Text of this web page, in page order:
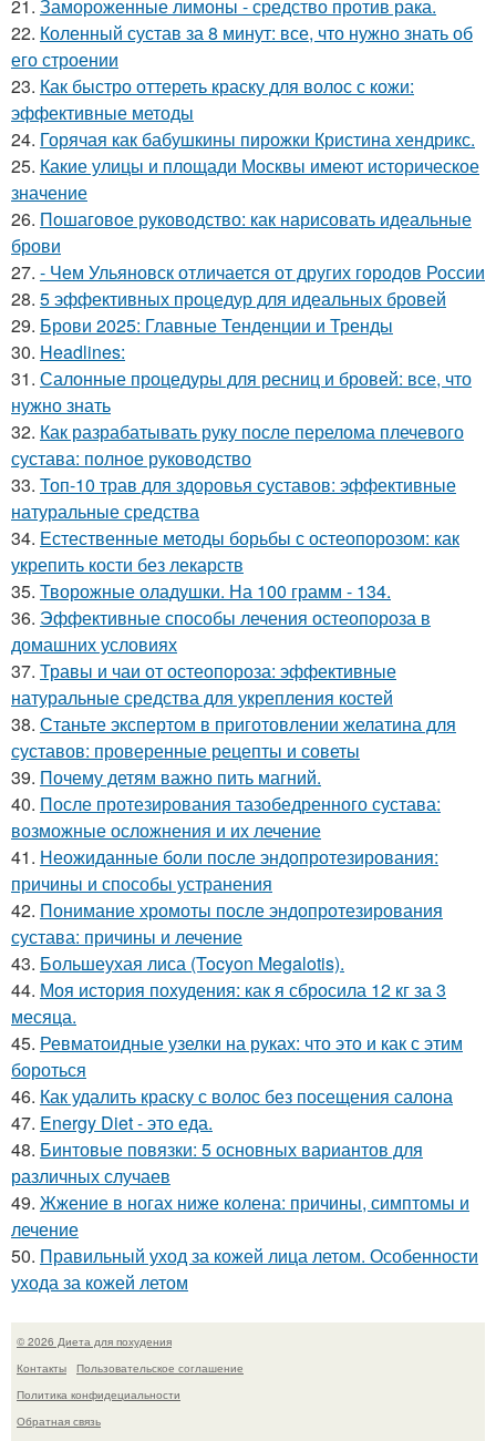
21. Замороженные лимоны - средство против рака.
22. Коленный сустав за 8 минут: все, что нужно знать об
его строении
23. Как быстро оттереть краску для волос с кожи:
эффективные методы
24. Горячая как бабушкины пирожки Кристина хендрикс.
25. Какие улицы и площади Москвы имеют историческое
значение
26. Пошаговое руководство: как нарисовать идеальные
брови
27. - Чем Ульяновск отличается от других городов России
28. 5 эффективных процедур для идеальных бровей
29. Брови 2025: Главные Тенденции и Тренды
30. Headlines:
31. Салонные процедуры для ресниц и бровей: все, что
нужно знать
32. Как разрабатывать руку после перелома плечевого
сустава: полное руководство
33. Топ-10 трав для здоровья суставов: эффективные
натуральные средства
34. Естественные методы борьбы с остеопорозом: как
укрепить кости без лекарств
35. Творожные оладушки. На 100 грамм - 134.
36. Эффективные способы лечения остеопороза в
домашних условиях
37. Травы и чаи от остеопороза: эффективные
натуральные средства для укрепления костей
38. Станьте экспертом в приготовлении желатина для
суставов: проверенные рецепты и советы
39. Почему детям важно пить магний.
40. После протезирования тазобедренного сустава:
возможные осложнения и их лечение
41. Неожиданные боли после эндопротезирования:
причины и способы устранения
42. Понимание хромоты после эндопротезирования
сустава: причины и лечение
43. Большеухая лиса (Tocyon Megalotis).
44. Моя история похудения: как я сбросила 12 кг за 3
месяца.
45. Ревматоидные узелки на руках: что это и как с этим
бороться
46. Как удалить краску с волос без посещения салона
47. Energy Diet - это еда.
48. Бинтовые повязки: 5 основных вариантов для
различных случаев
49. Жжение в ногах ниже колена: причины, симптомы и
лечение
50. Правильный уход за кожей лица летом. Особенности
ухода за кожей летом
© 2026 Диета для похудения
Контакты
Пользовательское соглашение
Политика конфидециальности
Обратная связь